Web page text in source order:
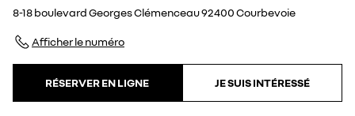
8-18 boulevard Georges Clémenceau92400Courbevoie
Afficher le numéro
RÉSERVER EN LIGNE JE SUIS INTÉRESSÉ